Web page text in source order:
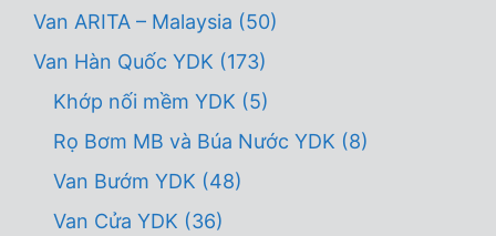
Van ARITA – Malaysia (50)
Van Hàn Quốc YDK (173)
Khớp nối mềm YDK (5)
Rọ Bơm MB và Búa Nước YDK (8)
Van Bướm YDK (48)
Van Cửa YDK (36)